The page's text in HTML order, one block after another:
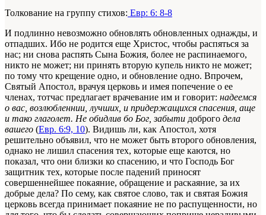
Толкование на группу стихов: Евр: 6: 8-8
И подлинно невозможно обновлять обновленных однажды, и
отпадших. Ибо не родится еще Христос, чтобы распяться за
нас; ни снова распять Сына Божия, более не распинаемого,
никто не может; ни принять вторую купель никто не может;
по тому что крещение одно, и обновление одно. Впрочем,
Святый Апостол, врачуя церковь и имея попечение ο ее
членах, тотчас предлагает врачевание им и говорит: надеемся
ο вас, возлюбленнии, лучших, и придержащихся спасения, аще
и тако глаголет. Не обидлив бо Бог, забыти доброго дела
вашего (Евр. 6:9, 10). Видишь ли, как Апостол, хотя
решительно объявил, что не может быть второго обновления,
однако не лишил спасения тех, которые еще каются, но
показал, что они близки ко спасению, и что Господь Бог
защитник тех, которые после падений приносят
совершеннейшее покаяние, обращение и раскаяние, за их
добрые дела? По сему, как святое слово, так и святая Божия
церковь всегда принимает покаяние не по распущенности, но